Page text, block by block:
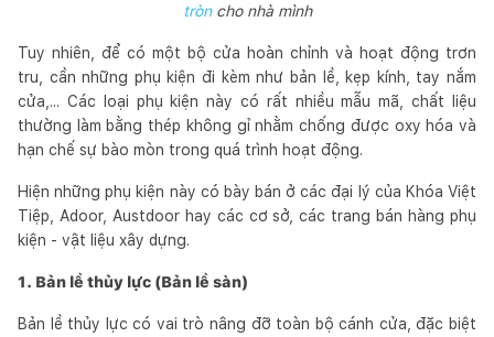
tròn cho nhà mình
Tuy nhiên, để có một bộ cửa hoàn chỉnh và hoạt động trơn
tru, cần những phụ kiện đi kèm như bản lề, kẹp kính, tay nắm
cửa,... Các loại phụ kiện này có rất nhiều mẫu mã, chất liệu
thường làm bằng thép không gỉ nhằm chống được oxy hóa và
hạn chế sự bào mòn trong quá trình hoạt động.
Hiện những phụ kiện này có bày bán ở các đại lý của Khóa Việt
Tiệp, Adoor, Austdoor hay các cơ sở, các trang bán hàng phụ
kiện - vật liệu xây dựng.
1. Bản lề thủy lực (Bản lề sàn)
Bản lề thủy lực có vai trò nâng đỡ toàn bộ cánh cửa, đặc biệt